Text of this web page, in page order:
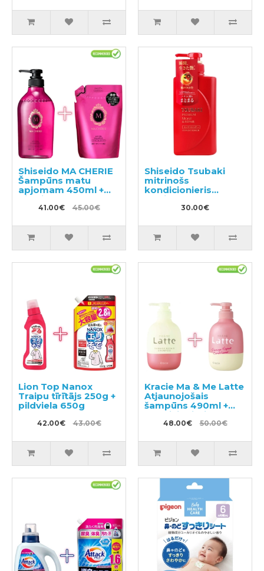
Shiseido MA CHERIE
Šampūns matu
apjomam 450ml +
pildviela 380ml
41.00€ 45.00€
Shiseido Tsubaki
mitrinošs
kondicionieris
matiem 490ml
30.00€
Lion Top Nanox
Traipu tīrītājs 250g +
pildviela 650g
42.00€ 43.00€
Kracie Ma & Me Latte
Atjaunojošais
šampūns 490ml +
kondicionieris 490g
48.00€ 50.00€